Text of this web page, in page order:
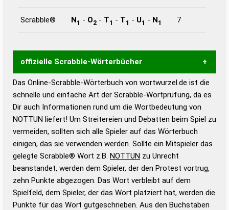
Scrabble® N1 - O2 - T1 - T1 - U1 - N1 7
offizielle Scrabble-Wörterbücher
Wortwurzel liefert mit Hilfe eines semantischen
Wortanalyse-Algorithmus gute Anhaltspunkte zu
Wortbedeutung, Worttrennung und Wortform, um die
Gültigkeit eines Wortes für das Scrabble-Spiel zu
bestimmen!
zugelassene Turnier Scrabble-
Wörterbücher sind:
Duden – Standardwerk in 12 Bänden
Duden – Richtiges und gutes
Deutsch
Das Online-Scrabble-Wörterbuch von wortwurzel.de ist die
schnelle und einfache Art der Scrabble-Wortprüfung, da es
Dir auch Informationen rund um die Wortbedeutung von
NOTTUN liefert! Um Streitereien und Debatten beim Spiel zu
vermeiden, sollten sich alle Spieler auf das Wörterbuch
einigen, das sie verwenden werden. Sollte ein Mitspieler das
gelegte Scrabble® Wort z.B. NOTTUN zu Unrecht
beanstandet, werden dem Spieler, der den Protest vortrug,
zehn Punkte abgezogen. Das Wort verbleibt auf dem
Spielfeld, dem Spieler, der das Wort platziert hat, werden die
Punkte für das Wort gutgeschrieben. Aus den Buchstaben